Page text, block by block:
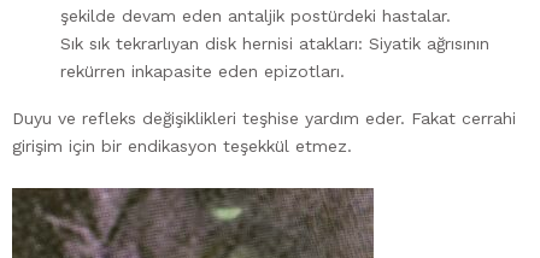
şekilde devam eden antaljik postürdeki hastalar.
Sık sık tekrarlıyan disk hernisi atakları: Siyatik ağrısının
rekürren inkapasite eden epizotları.
Duyu ve refleks değişiklikleri teşhise yardım eder. Fakat cerrahi
girişim için bir endikasyon teşekkül etmez.